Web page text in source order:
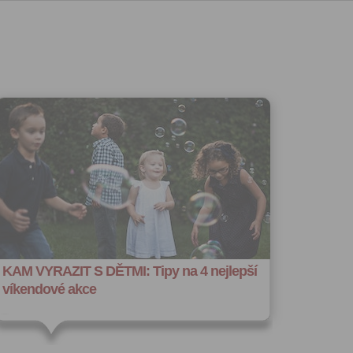
KAM VYRAZIT S DĚTMI: Tipy na 4 nejlepší
víkendové akce
souhlas
sdělení
v Praze.
let, nebo
se
tento
starší 16
že jste